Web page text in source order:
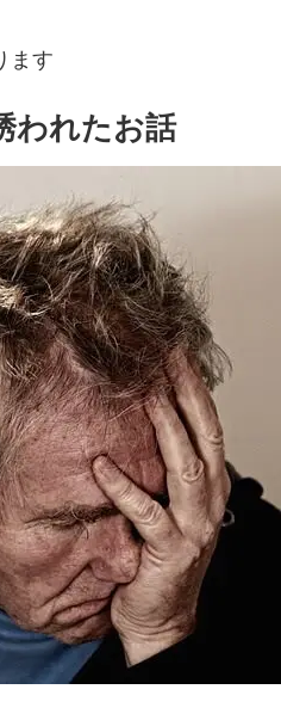
ます
われたお話